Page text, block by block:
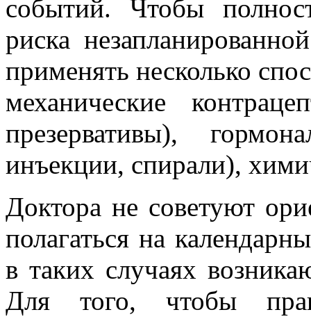
событий. Чтобы
риска
применять несколько
механические
презервативы),
инъекции, спирали),
Доктора не советуют
полагаться на
в таких случаях
Для того, чтобы